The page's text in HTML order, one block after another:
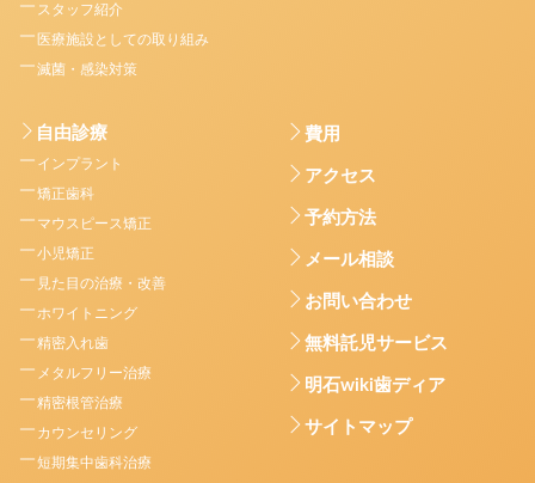
スタッフ紹介
医療施設としての取り組み
滅菌・感染対策
自由診療
インプラント
矯正歯科
マウスピース矯正
小児矯正
見た目の治療・改善
ホワイトニング
精密入れ歯
メタルフリー治療
精密根管治療
カウンセリング
短期集中歯科治療
費用
アクセス
予約方法
メール相談
お問い合わせ
無料託児サービス
明石wiki歯ディア
サイトマップ